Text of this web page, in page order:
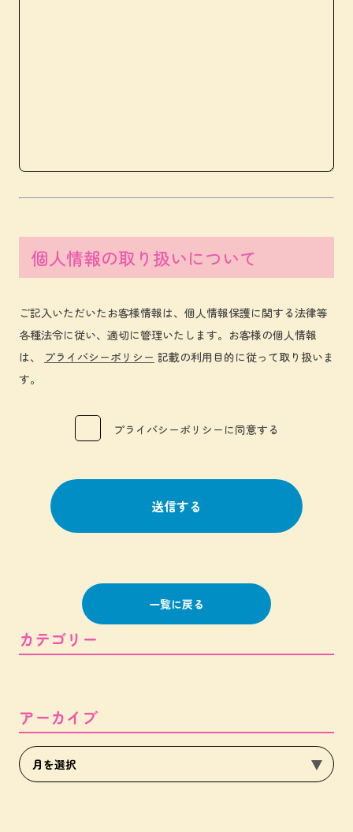
個人情報の取り扱いについて
ご記入いただいたお客様情報は、個人情報保護に関する法律等
各種法令に従い、適切に管理いたします。お客様の個人情報
は、 プライバシーポリシー 記載の利用目的に従って取り扱いま
す。
プライバシーポリシーに同意する
一覧に戻る
カテゴリー
アーカイブ